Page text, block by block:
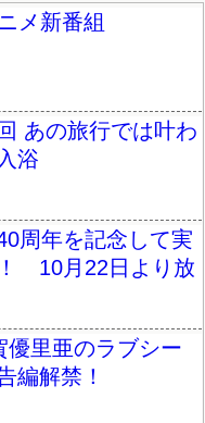
メ新番組
あの旅行では叶わ
浴
周年を記念して実
10月22日より放
優里亜のラブシー
編解禁！